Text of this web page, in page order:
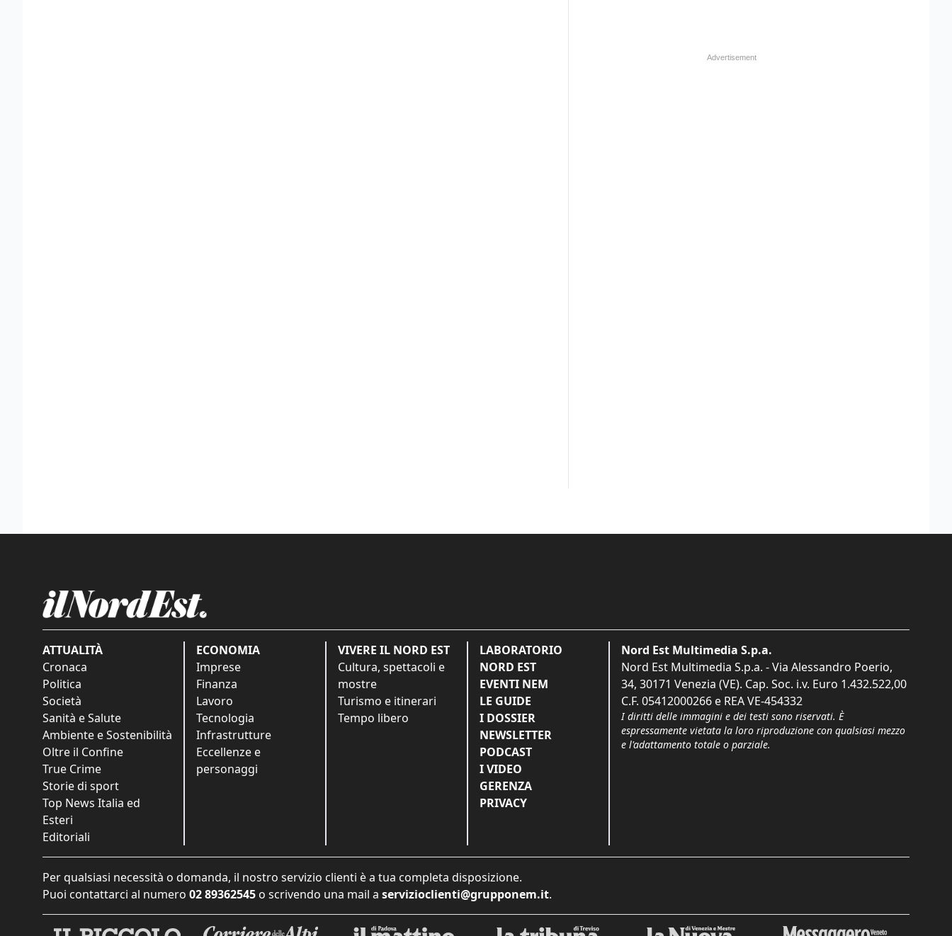
ATTUALITÀ
Cronaca
Politica
Società
Sanità e Salute
Ambiente e Sostenibilità
Oltre il Confine
True Crime
Storie di sport
Top News Italia ed
Esteri
Editoriali
ECONOMIA
Imprese
Finanza
Lavoro
Tecnologia
Infrastrutture
Eccellenze e
personaggi
VIVERE IL NORD EST
Cultura, spettacoli e
mostre
Turismo e itinerari
Tempo libero
LABORATORIO
NORD EST
EVENTI NEM
LE GUIDE
I DOSSIER
NEWSLETTER
PODCAST
I VIDEO
GERENZA
PRIVACY
Nord Est Multimedia S.p.a.
Nord Est Multimedia S.p.a. - Via Alessandro Poerio,
34, 30171 Venezia (VE). Cap. Soc. i.v. Euro 1.432.522,00
C.F. 05412000266 e REA VE-454332
I diritti delle immagini e dei testi sono riservati. È
espressamente vietata la loro riproduzione con qualsiasi mezzo
e l'adattamento totale o parziale.
Per qualsiasi necessità o domanda, il nostro servizio clienti è a tua completa disposizione.
Puoi contattarci al numero 02 89362545 o scrivendo una mail a servizioclienti@grupponem.it.